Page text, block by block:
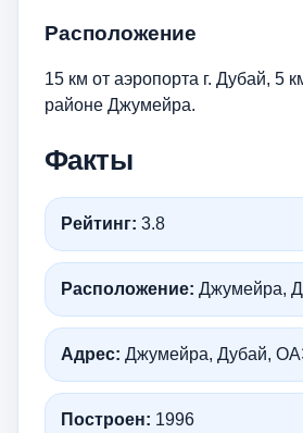
Расположение
15 км от аэропорта г. Дубай, 5
районе Джумейра.
Факты
Рейтинг: 3.8
Расположение: Джумейра,
Адрес: Джумейра, Дубай,
Построен: 1996